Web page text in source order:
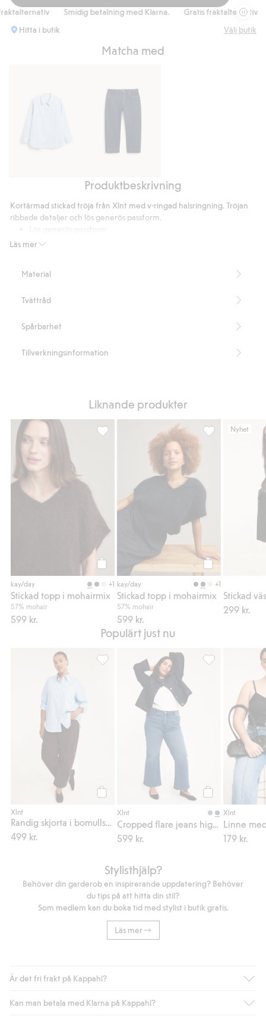
Smidig betalning med Klarna. Gratis fraktalternativ
Hitta i butik
Välj butik
Matcha med
Barrel
high
Produktbeskrivning
Läs mer
Kortärmad stickad tröja från Xlnt med v-ringad halsringning. Tröjan
ribbade detaljer och lös generös passform.
Korta ärmar
Längd 64 cm i storlek XL
Artikelnummer
Material
Tvättråd
Spårbarhet
Tillverkningsinformation
Liknande produkter
Köp
kay/day +1
Stickad topp i mohairmix
57% mohair
599 kr.
Stickad topp i mohairmix, Lägg till i
Köp
kay/day +1
Stickad topp i mohairmix
57% mohair
599 kr.
Nyhet
299 kr.
Populärt just nu
Xlnt
499 kr.
Randig skjorta i bomullspoplin, Lägg till i
Xlnt
599 kr.
Cropped flare
Xlnt
179 kr.
Stylisthjälp?
Behöver din garderob en inspirerande uppdatering? Behöver
du tips på att hitta din stil?
Som medlem kan du boka tid med stylist i butik gratis.
Läs mer
Är det fri frakt på Kappahl?
Är du medlem i Kappahl Club har du alltid gratis frakt till butik
Kan man betala med Klarna på Kappahl?